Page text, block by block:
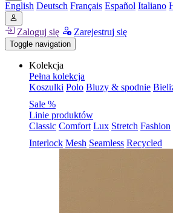
English Deutsch Français Español Italiano
Zaloguj się Zarejestruj się
Toggle navigation
Kolekcja
Pełna kolekcja
Koszulki Polo Bluzy & spodnie
Sale %
Linie produktów
Classic Comfort Lux Stretch Fashion
Interlock Mesh Seamless Recycled